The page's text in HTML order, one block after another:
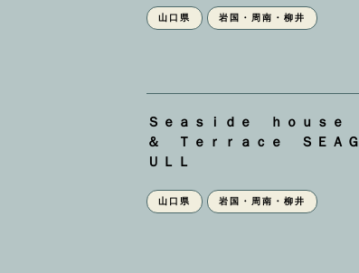
山口県 岩国・周南・柳井
Ｓｅａｓｉｄｅ ｈｏｕｓｅ
＆ Ｔｅｒｒａｃｅ ＳＥＡＧ
ＵＬＬ
山口県 岩国・周南・柳井